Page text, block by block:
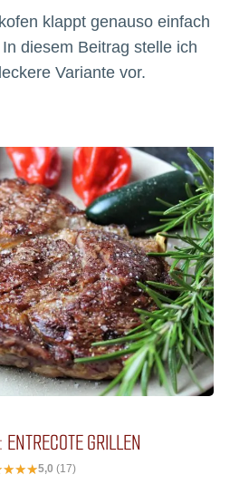
klappt genauso einfach
diesem Beitrag stelle ich
Variante vor.
GRILLEN
5,0 (17)